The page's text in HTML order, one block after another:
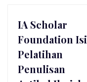
IA Scholar
Foundation Isi
Pelatihan
Penulisan